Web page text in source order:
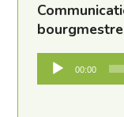
Audio-
Player
00:00